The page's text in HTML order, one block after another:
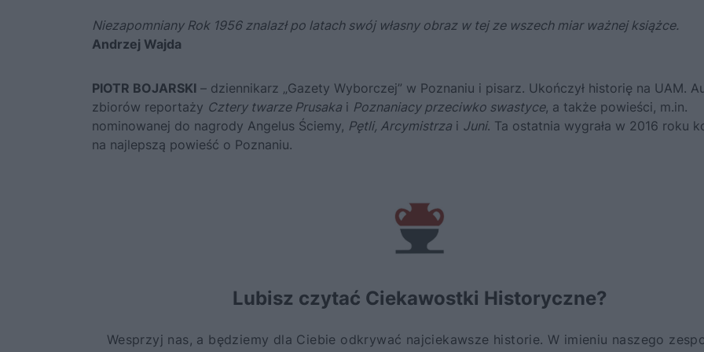
Niezapomniany Rok 1956 znalazł po latach swój własny obraz w tej ze wszech miar ważnej książce.
Andrzej Wajda
PIOTR BOJARSKI – dziennikarz „Gazety Wyborczej” w Poznaniu i pisarz. Ukończył historię na UAM.
zbiorów reportaży Cztery twarze Prusaka i Poznaniacy przeciwko swastyce, a także powieści, m.in.
nominowanej do nagrody Angelus Ściemy, Pętli, Arcymistrza i Juni. Ta ostatnia wygrała w 2016 roku
na najlepszą powieść o Poznaniu.